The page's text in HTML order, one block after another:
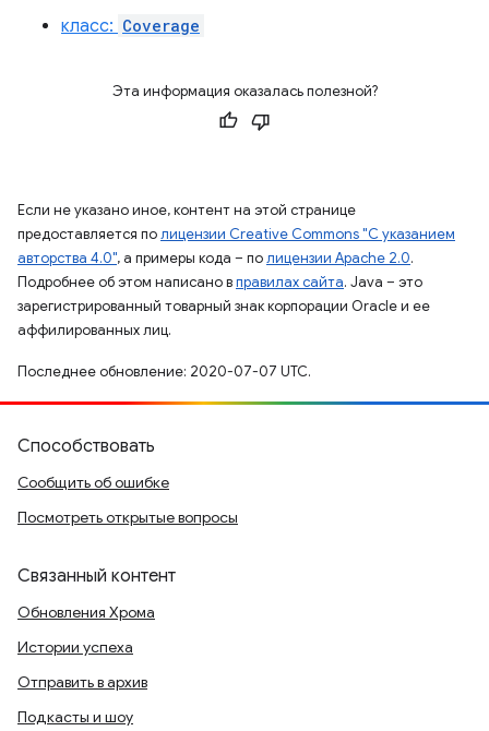
класс: Coverage
Эта информация оказалась полезной?
Если не указано иное, контент на этой странице
предоставляется полицензии Creative Commons "С указанием
авторства 4.0", а примеры кода – полицензии Apache 2.0.
Подробнее об этом написано вправилах сайта. Java – это
зарегистрированный товарный знак корпорации Oracle и ее
аффилированных лиц.
Последнее обновление: 2020-07-07 UTC.
Способствовать
Сообщить об ошибке
Посмотреть открытые вопросы
Связанный контент
Обновления Хрома
Истории успеха
Отправить в архив
Подкасты и шоу